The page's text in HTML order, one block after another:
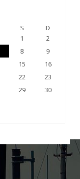
S
D
1
2
8
9
15
16
22
23
29
30